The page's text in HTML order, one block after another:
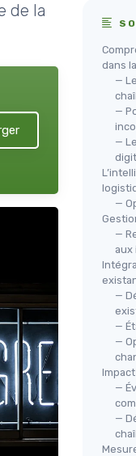
de la
dans
—
—
—
—
—
—
—
—
—
—